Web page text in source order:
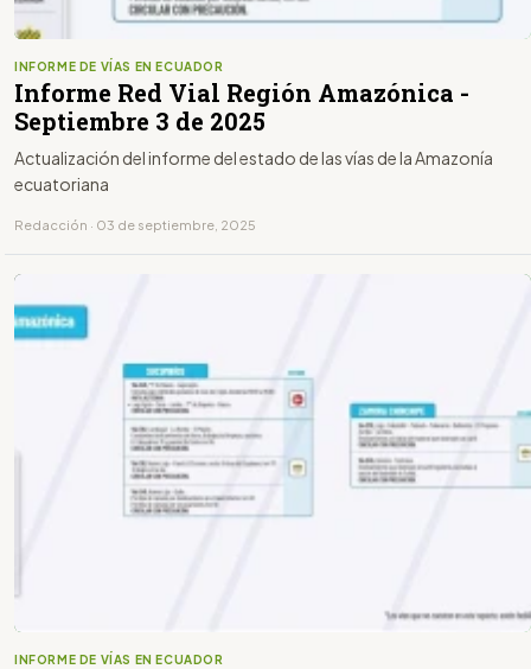
INFORME DE VÍAS EN ECUADOR
Informe Red Vial Región Amazónica -
Septiembre 3 de 2025
Actualización del informe del estado de las vías de la Amazonía
ecuatoriana
Redacción · 03 de septiembre, 2025
INFORME DE VÍAS EN ECUADOR